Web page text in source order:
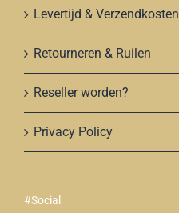
Levertijd & Verzendkosten
Retourneren & Ruilen
Reseller worden?
Privacy Policy
#Social